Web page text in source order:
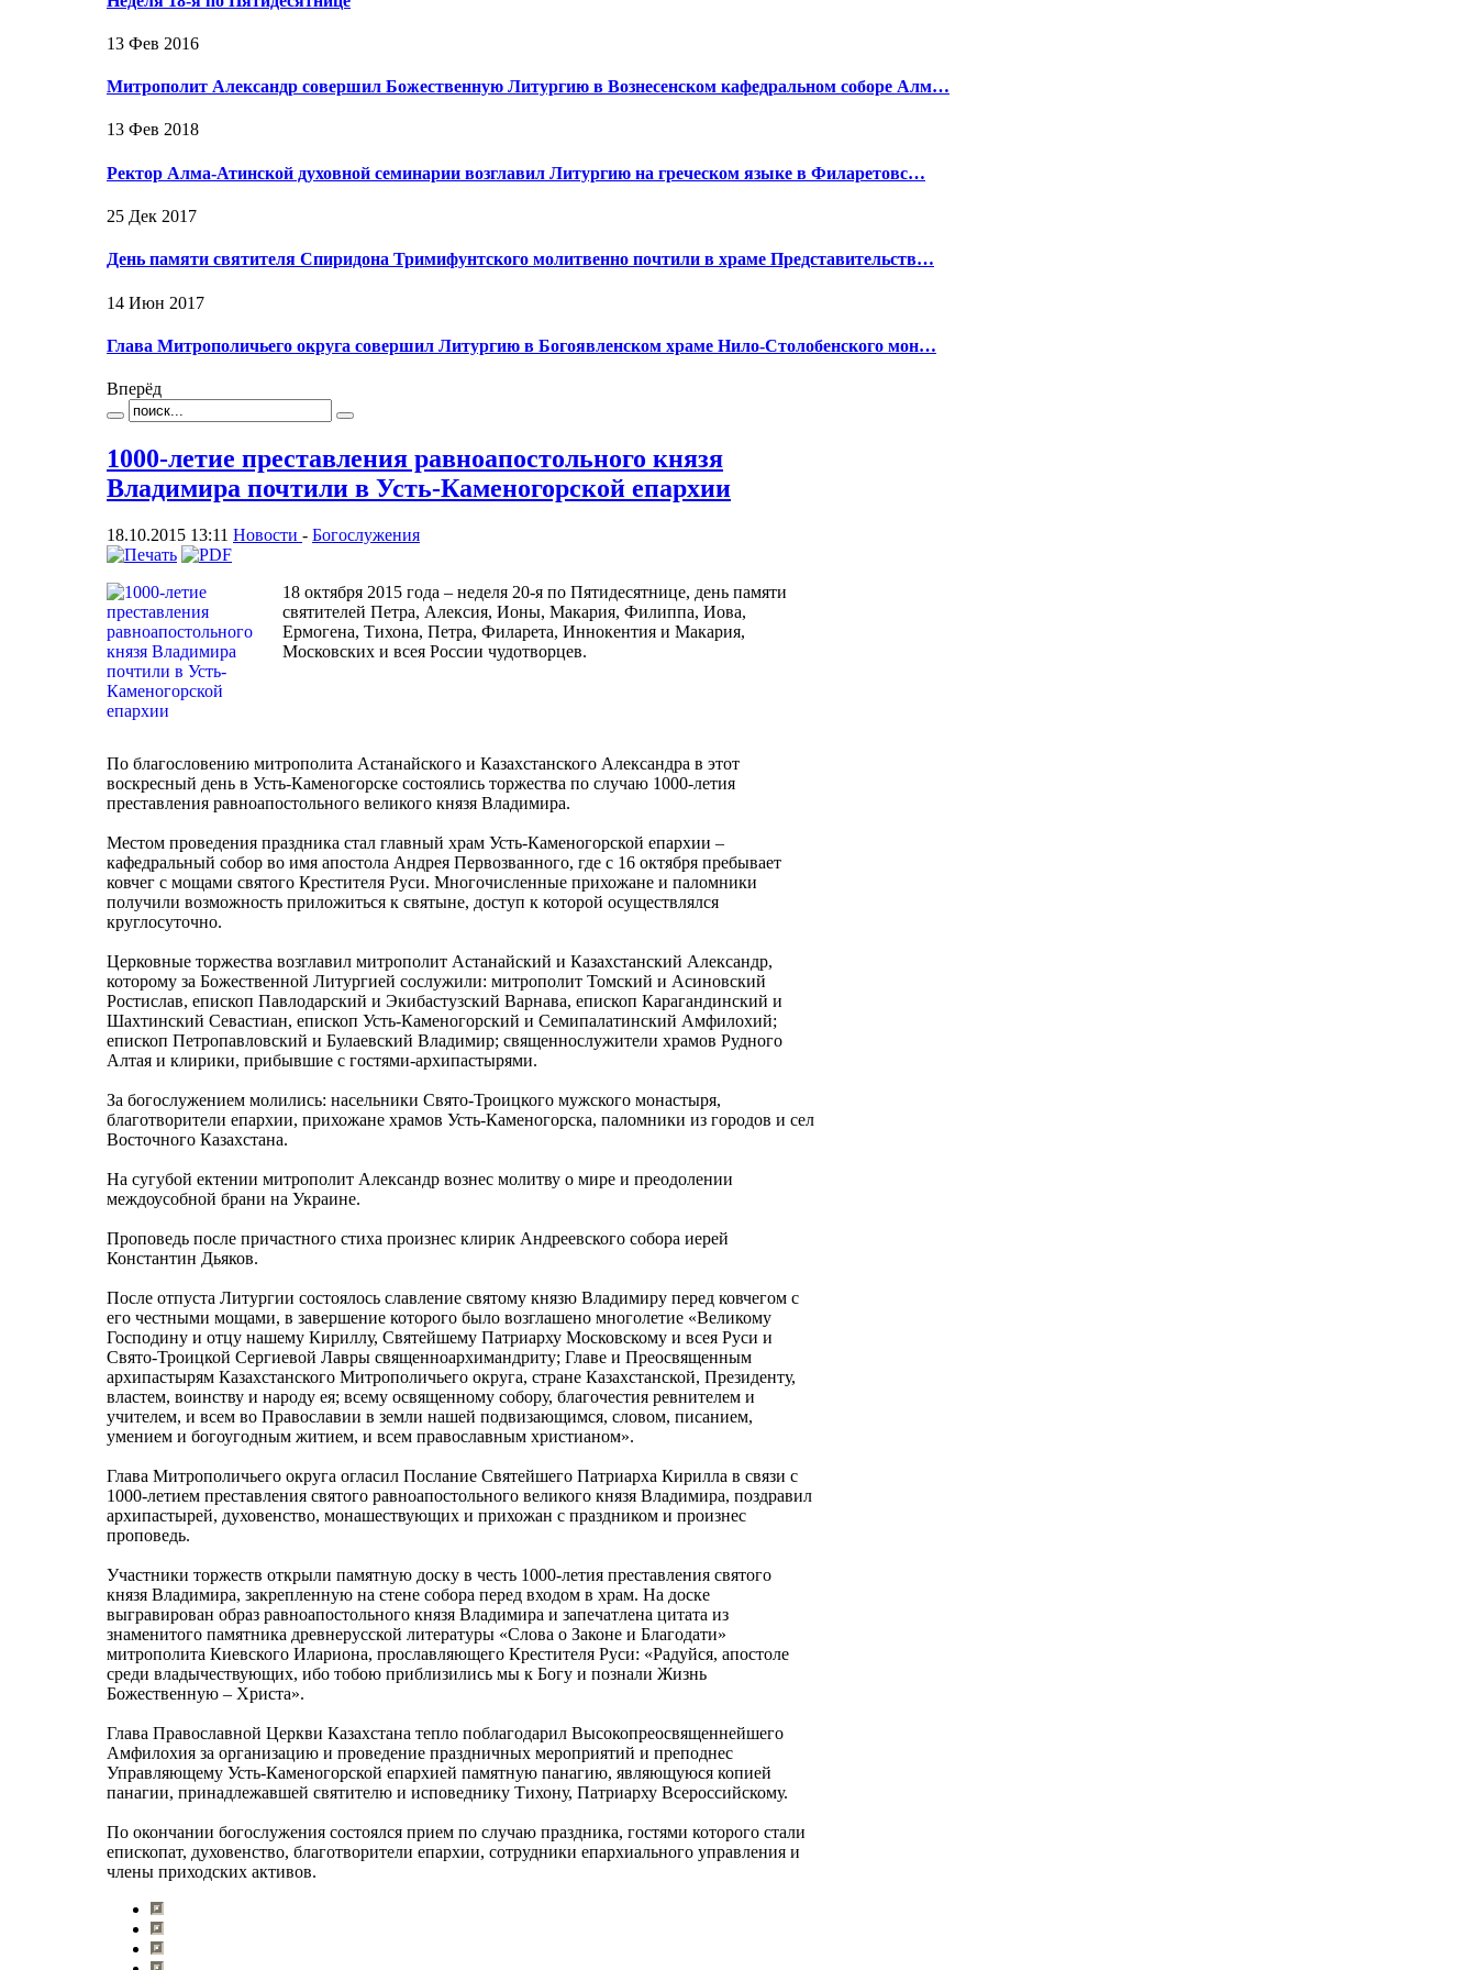
13 Фев 2016
Митрополит Александр совершил Божественную Литургию в Вознесенском кафедральном соборе Алм…
13 Фев 2018
Ректор Алма-Атинской духовной семинарии возглавил Литургию на греческом языке в Филаретовс…
25 Дек 2017
День памяти святителя Спиридона Тримифунтского молитвенно почтили в храме Представительств…
14 Июн 2017
Глава Митрополичьего округа совершил Литургию в Богоявленском храме Нило-Столобенского мон…
Вперёд
1000-летие преставления равноапостольного князя
Владимира почтили в Усть-Каменогорской епархии
18.10.2015 13:11 Новости - Богослужения
18 октября 2015 года – неделя 20-я по Пятидесятнице, день памяти
святителей Петра, Алексия, Ионы, Макария, Филиппа, Иова,
Ермогена, Тихона, Петра, Филарета, Иннокентия и Макария,
Московских и всея России чудотворцев.
По благословению митрополита Астанайского и Казахстанского Александра в этот
воскресный день в Усть-Каменогорске состоялись торжества по случаю 1000-летия
преставления равноапостольного великого князя Владимира.
Местом проведения праздника стал главный храм Усть-Каменогорской епархии –
кафедральный собор во имя апостола Андрея Первозванного, где с 16 октября пребывает
ковчег с мощами святого Крестителя Руси. Многочисленные прихожане и паломники
получили возможность приложиться к святыне, доступ к которой осуществлялся
круглосуточно.
Церковные торжества возглавил митрополит Астанайский и Казахстанский Александр,
которому за Божественной Литургией сослужили: митрополит Томский и Асиновский
Ростислав, епископ Павлодарский и Экибастузский Варнава, епископ Карагандинский и
Шахтинский Севастиан, епископ Усть-Каменогорский и Семипалатинский Амфилохий;
епископ Петропавловский и Булаевский Владимир; священнослужители храмов Рудного
Алтая и клирики, прибывшие с гостями-архипастырями.
За богослужением молились: насельники Свято-Троицкого мужского монастыря,
благотворители епархии, прихожане храмов Усть-Каменогорска, паломники из городов и сел
Восточного Казахстана.
На сугубой ектении митрополит Александр вознес молитву о мире и преодолении
междоусобной брани на Украине.
Проповедь после причастного стиха произнес клирик Андреевского собора иерей
Константин Дьяков.
После отпуста Литургии состоялось славление святому князю Владимиру перед ковчегом с
его честными мощами, в завершение которого было возглашено многолетие «Великому
Господину и отцу нашему Кириллу, Святейшему Патриарху Московскому и всея Руси и
Свято-Троицкой Сергиевой Лавры священноархимандриту; Главе и Преосвященным
архипастырям Казахстанского Митрополичьего округа, стране Казахстанской, Президенту,
властем, воинству и народу ея; всему освященному собору, благочестия ревнителем и
учителем, и всем во Православии в земли нашей подвизающимся, словом, писанием,
умением и богоугодным житием, и всем православным христианом».
Глава Митрополичьего округа огласил Послание Святейшего Патриарха Кирилла в связи с
1000-летием преставления святого равноапостольного великого князя Владимира, поздравил
архипастырей, духовенство, монашествующих и прихожан с праздником и произнес
проповедь.
Участники торжеств открыли памятную доску в честь 1000-летия преставления святого
князя Владимира, закрепленную на стене собора перед входом в храм. На доске
выгравирован образ равноапостольного князя Владимира и запечатлена цитата из
знаменитого памятника древнерусской литературы «Слова о Законе и Благодати»
митрополита Киевского Илариона, прославляющего Крестителя Руси: «Радуйся, апостоле
среди владычествующих, ибо тобою приблизились мы к Богу и познали Жизнь
Божественную – Христа».
Глава Православной Церкви Казахстана тепло поблагодарил Высокопреосвященнейшего
Амфилохия за организацию и проведение праздничных мероприятий и преподнес
Управляющему Усть-Каменогорской епархией памятную панагию, являющуюся копией
панагии, принадлежавшей святителю и исповеднику Тихону, Патриарху Всероссийскому.
По окончании богослужения состоялся прием по случаю праздника, гостями которого стали
епископат, духовенство, благотворители епархии, сотрудники епархиального управления и
члены приходских активов.